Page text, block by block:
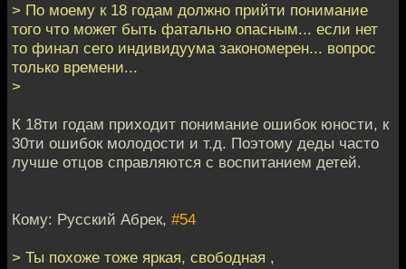
> По моему к 18 годам должно прийти понимание
того что может быть фатально опасным... если нет
то финал сего индивидуума закономерен... вопрос
только времени...
>
К 18ти годам приходит понимание ошибок юности, к
30ти ошибок молодости и т.д. Поэтому деды часто
лучше отцов справляются с воспитанием детей.
Кому: Русский Абрек, #54
> Ты похоже тоже яркая, свободная ,